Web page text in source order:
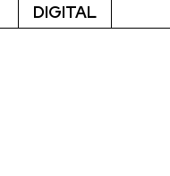
DIGITAL